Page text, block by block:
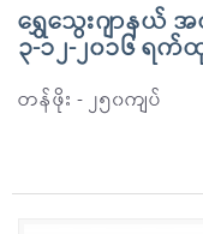
ရွှေသွေးဂျာနယ်
၃-၁၂-၂၀၁၆ ရက်
တန်ဖိုး - ၂၅၀ကျပ်